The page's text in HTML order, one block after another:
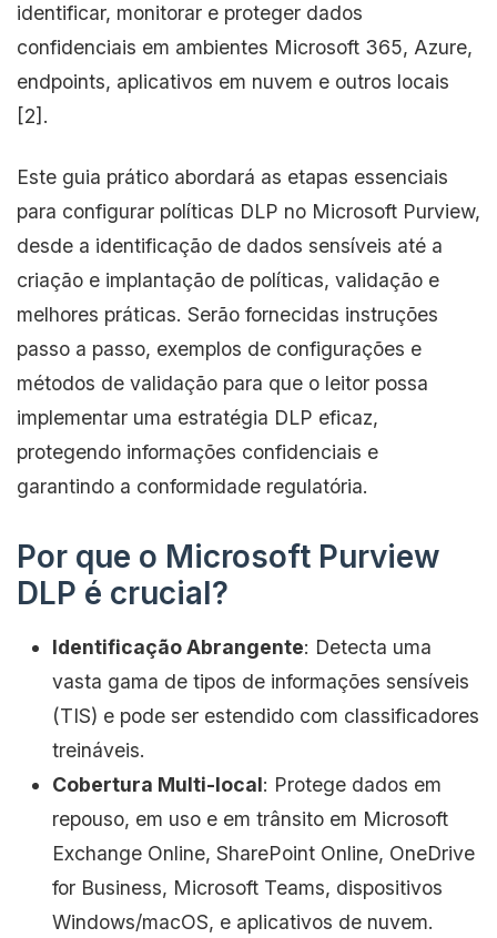
identificar, monitorar e proteger dados
confidenciais em ambientes Microsoft 365, Azure,
endpoints, aplicativos em nuvem e outros locais
[2].
Este guia prático abordará as etapas essenciais
para configurar políticas DLP no Microsoft Purview,
desde a identificação de dados sensíveis até a
criação e implantação de políticas, validação e
melhores práticas. Serão fornecidas instruções
passo a passo, exemplos de configurações e
métodos de validação para que o leitor possa
implementar uma estratégia DLP eficaz,
protegendo informações confidenciais e
garantindo a conformidade regulatória.
Por que o Microsoft Purview
DLP é crucial?
Identificação Abrangente: Detecta uma
vasta gama de tipos de informações sensíveis
(TIS) e pode ser estendido com classificadores
treináveis.
Cobertura Multi-local: Protege dados em
repouso, em uso e em trânsito em Microsoft
Exchange Online, SharePoint Online, OneDrive
for Business, Microsoft Teams, dispositivos
Windows/macOS, e aplicativos de nuvem.